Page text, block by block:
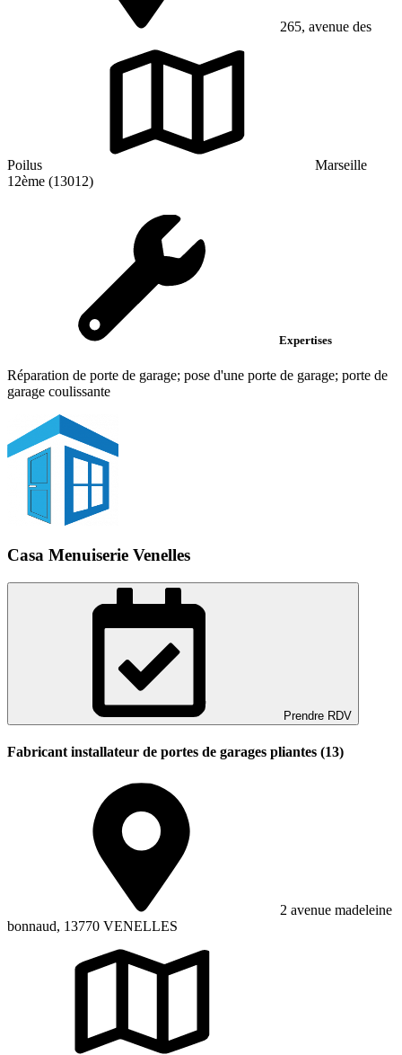
265, avenue des
Poilus
Marseille
12ème (13012)
Expertises
Réparation de porte de garage; pose d'une porte de garage; porte de
garage coulissante
Casa Menuiserie Venelles
Prendre RDV
Fabricant installateur de portes de garages pliantes (13)
2 avenue madeleine
bonnaud, 13770 VENELLES